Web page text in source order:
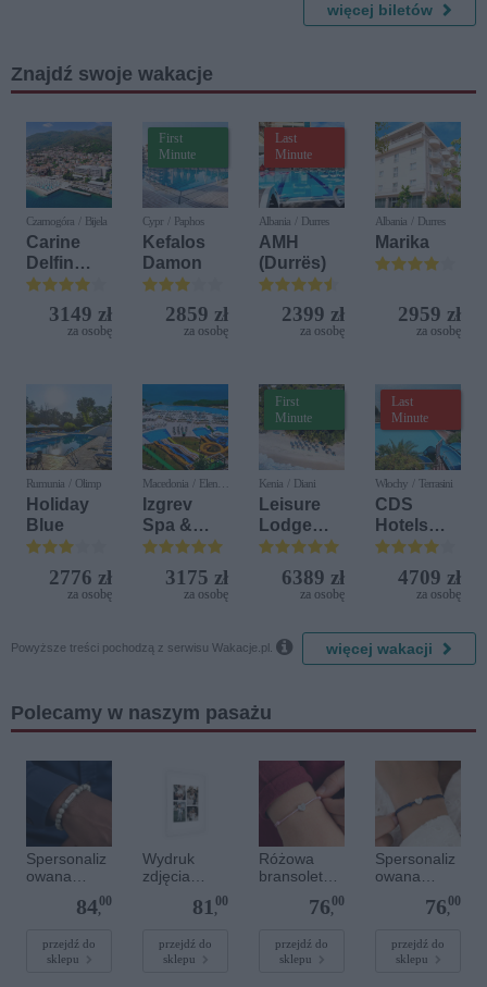
Świąteczn
a
więcej biletów
Znajdź swoje wakacje
Czarnogóra / Bijela
Carine
Delfin
Bijela (ex.
Iberostar
Bijela
3149 zł
za osobę
First
Minute
Cypr / Paphos
Kefalos
Damon
2859 zł
za osobę
Last
Minute
Albania / Durres
AMH
(Durrës)
2399 zł
za osobę
Albania / Durres
Marika
2959 zł
za osobę
Rumunia / Olimp
Holiday
Blue
2776 zł
za osobę
Macedonia / Elen
Kamen
Izgrev
Spa &
Aquapark
3175 zł
za osobę
First
Minute
Kenia / Diani
Leisure
Lodge
Beach &
Golf
Resort by
Diamonds
6389 zł
za osobę
Last
Minute
Włochy / Terrasini
CDS
Hotels
Terrasini
(ex. Citta
del Mare)
4709 zł
za osobę
Powyższe treści pochodzą z serwisu Wakacje.pl.  więcej wakacji
Polecamy w naszym pasażu
Spersonaliz
owana
bransoletka
szlachetnym
i - Szary - M
84,
00
przejdź do
sklepu
Wydruk
zdjęcia
plakatu - 50
x 70 cm81 ,
00
przejdź do
sklepu
Różowa
bransoletka
dla dzieci -
owana -
Srebrne
76,
00
przejdź do
sklepu
Spersonaliz
owana
bransoletka
sznurkowa -
Srebrne
serce
76,
00
przejdź do
sklepu